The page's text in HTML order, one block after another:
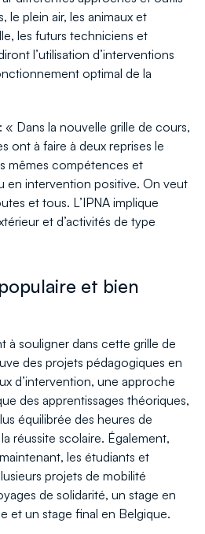
le plein air, les animaux et
les futurs techniciens et
l’utilisation d’interventions
optimal de la
« Dans la nouvelle grille de cours,
ont à faire à deux reprises le
mêmes compétences et
en intervention positive. On veut
et tous. L’IPNA implique
et d’activités de type
et bien
à souligner dans cette grille de
des projets pédagogiques en
d’intervention, une approche
des apprentissages théoriques,
équilibrée des heures de
réussite scolaire. Également,
les étudiants et
projets de mobilité
de solidarité, un stage en
et un stage final en Belgique.